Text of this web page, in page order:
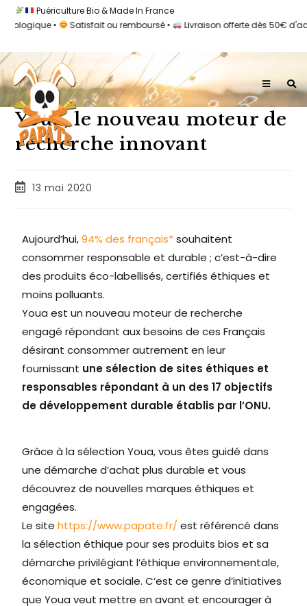
Puériculture Bio & Made In France
•
Satisfait ou remboursé • Livraison offerte dès 50€
Youa, le nouveau moteur de
recherche innovant
13 mai 2020
Aujourd’hui,94% des français*souhaitent
consommer responsable et durable ; c’est-à-dire
des produits éco-labellisés, certifiés éthiques et
moins polluants.
Youa est un nouveau moteur de recherche
engagé répondant aux besoins de ces Français
désirant consommer autrement en leur
fournissant une sélection de sites éthiques et
responsables répondant à un des 17 objectifs
de développement durable établis par l’ONU.
Grâce à la sélection Youa, vous êtes guidé dans
une démarche d’achat plus durable et vous
découvrez de nouvelles marques éthiques et
engagées.
Le sitehttps://www.papate.fr/ est référencé dans
la sélection éthique pour ses produits bios et sa
démarche privilégiant l’éthique environnementale,
économique et sociale. C’est ce genre d’initiatives
que Youa veut mettre en avant et encourager à